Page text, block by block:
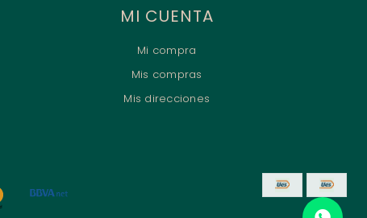
MI CUENTA
Mi compra
Mis compras
Mis direcciones